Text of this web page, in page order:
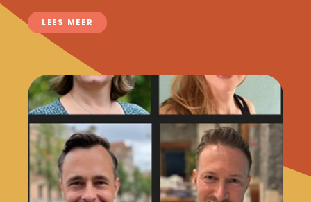
LEES MEER